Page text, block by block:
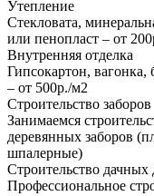
Утепление
Стекловата,
или пенопласт – от
Внутренняя отделка
Гипсокартон, вагонка,
– от 500р./м2
Строительство заборов
Занимаемся
деревянных заборов
шпалерные)
Строительство дачных
Профессиональное